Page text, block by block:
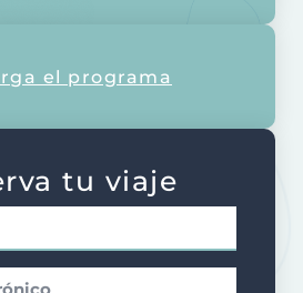
el programa
tu viaje